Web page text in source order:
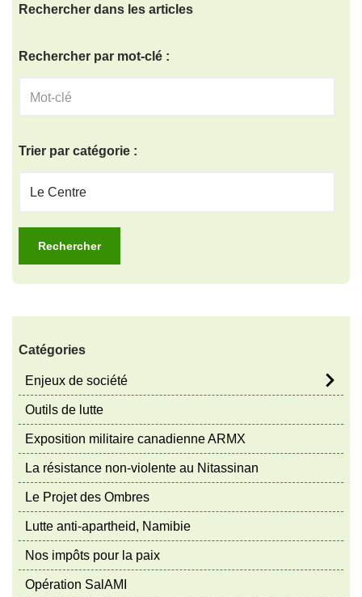
Rechercher dans les articles
Rechercher par mot-clé :
Trier par catégorie :
Catégories
Enjeux de société
Outils de lutte
Exposition militaire canadienne ARMX
La résistance non-violente au Nitassinan
Le Projet des Ombres
Lutte anti-apartheid, Namibie
Nos impôts pour la paix
Opération SalAMI